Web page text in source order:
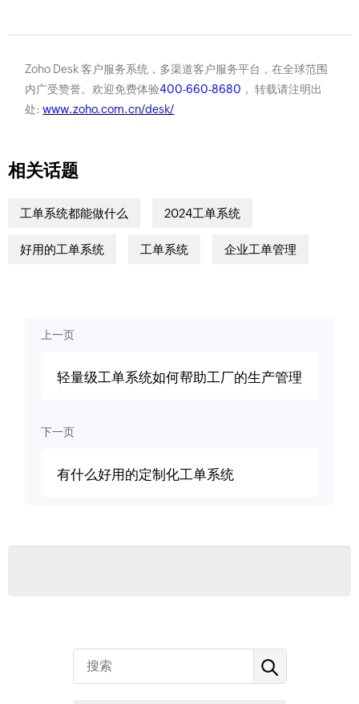
Zoho Desk 客户服务系统，多渠道客户服务平台，在全球范围
内广受赞誉。欢迎免费体验400-660-8680 ， 转载请注明出
处:www.zoho.com.cn/desk/
相关话题
工单系统都能做什么 2024工单系统
好用的工单系统 工单系统 企业工单管理
上一页
轻量级工单系统如何帮助工厂的生产管理
下一页
有什么好用的定制化工单系统